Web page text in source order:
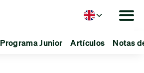
Programa Junior Artículos Notas
Language